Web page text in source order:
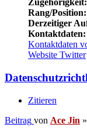
Zugehörigkeit:
Rang/Position:
Derzeitiger
Kontaktdaten:
Kontaktdaten
Website Twitter
Zitieren
Beitrag von Ace Jin »